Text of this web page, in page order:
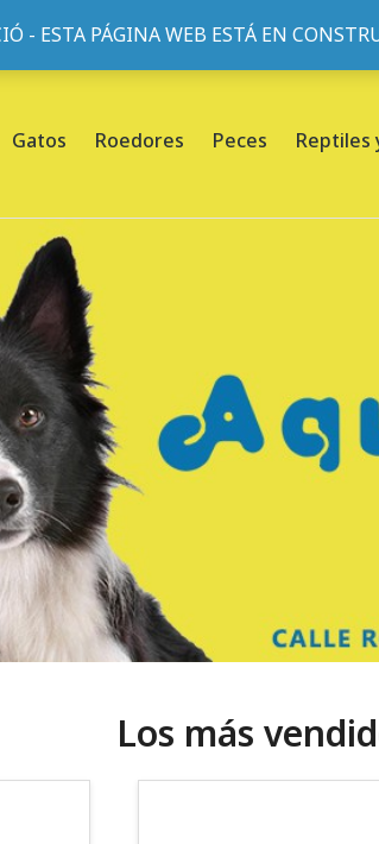
- ESTA PÁGINA WEB ESTÁ EN
45, L'Eixample, 08013 Barcelona |Sobre
Gatos Roedores Peces Reptiles
Los más